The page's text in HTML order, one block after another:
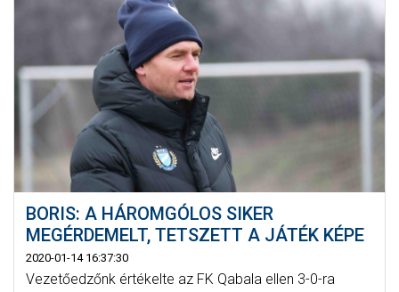
KLUB
GALÉRIA
SZURKOLÓI ÉLMÉNYEK
AKKREDITÁCIÓ
BORIS: A HÁROMGÓLOS SIKER
MEGÉRDEMELT, TETSZETT A JÁTÉK KÉPE
2020-01-14 16:37:30
Vezetőedzőnk értékelte az FK Qabala ellen 3-0-ra